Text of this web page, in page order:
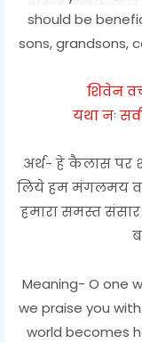
should be
sons, grandsons,
शिवेन
यथा नः
अर्थ- हे कैलास पर
लिये हम मंगलमय
हमारा समस्त
Meaning- O one
we praise you
world becomes